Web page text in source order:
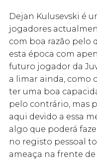
Dejan Kulusevski é
jogadores
com boa razão pelo
esta época com
futuro jogador da
a limar ainda, como
ter uma boa
pelo contrário, mas
aqui devido a essa
algo que poderá
no registo pessoal
ameaça na frente